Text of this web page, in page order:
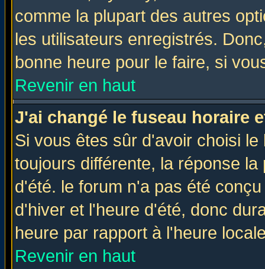
comme la plupart des autres
les utilisateurs enregistrés.
bonne heure pour le faire, si
Revenir en haut
J'ai changé le fuseau horaire
Si vous êtes sûr d'avoir choisi
toujours différente, la réponse
d'été. le forum n'a pas été
d'hiver et l'heure d'été, donc
heure par rapport à l'heure
Revenir en haut